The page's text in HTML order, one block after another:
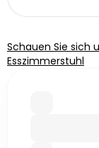
Schauen Sie sich
Esszimmerstuhl